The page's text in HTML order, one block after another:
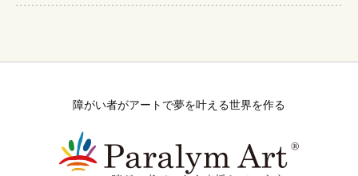
障がい者がアートで夢を叶える世界を作る